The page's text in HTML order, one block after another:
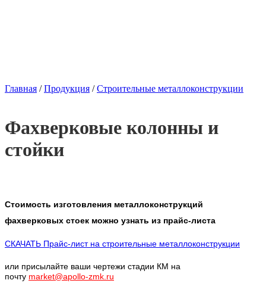
Главная /Продукция /Строительные металлоконструкции
Фахверковые колонны и
стойки
Стоимость изготовления металлоконструкций
фахверковых стоек можно узнать из прайс-листа
СКАЧАТЬ Прайс-лист на строительные металлоконструкции
или присылайте ваши чертежи стадии КМ на
почту market@apollo-zmk.ru